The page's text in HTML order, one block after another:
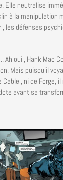
Elle neutralise
à la manipulation
, les défenses
Ah oui , Hank Mac
Mais puisqu’il
Cable , ni de Forge,
avant sa